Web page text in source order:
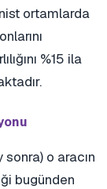
ortamlarda
%15 ila
o aracın
bugünden